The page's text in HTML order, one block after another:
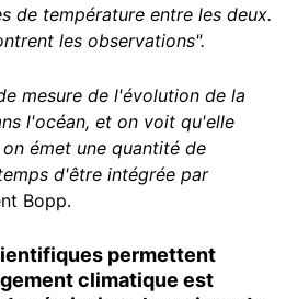
de température entre les deux.
les observations".
mesure de l'évolution de la
l'océan, et on voit qu'elle
émet une quantité de
d'être intégrée par
Bopp.
permettent
climatique est